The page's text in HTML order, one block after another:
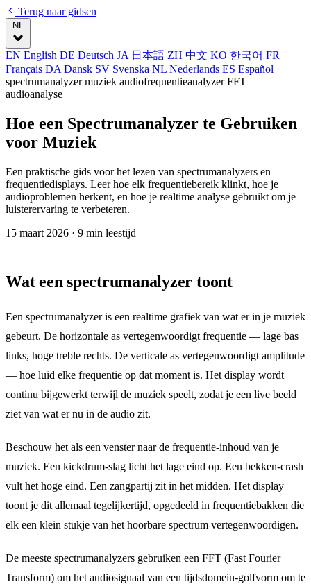
Terug naar gidsen
NL
EN English DE Deutsch JA 日本語 ZH 中文 KO 한국어 FR
Français DA Dansk SV Svenska NL Nederlands ES Español
spectrumanalyzer muziek audiofrequentieanalyzerFFT
audioanalyse
Hoe een Spectrumanalyzer te Gebruiken
voor Muziek
Een praktische gids voor het lezen van spectrumanalyzers en
frequentiedisplays. Leer hoe elk frequentiebereik klinkt, hoe je
audioproblemen herkent, en hoe je realtime analyse gebruikt om je
luisterervaring te verbeteren.
15 maart 2026 · 9 min leestijd
Wat een spectrumanalyzer toont
Een spectrumanalyzer is een realtime grafiek van wat er in je muziek
gebeurt. De horizontale as vertegenwoordigt frequentie — lage bas
links, hoge treble rechts. De verticale as vertegenwoordigt amplitude
— hoe luid elke frequentie op dat moment is. Het display wordt
continu bijgewerkt terwijl de muziek speelt, zodat je een live beeld
ziet van wat er nu in de audio zit.
Beschouw het als een venster naar de frequentie-inhoud van je
muziek. Een kickdrum-slag licht het lage eind op. Een bekken-crash
vult het hoge eind. Een zangpartij zit in het midden. Het display
toont je dit allemaal tegelijkertijd, opgedeeld in frequentiebakken die
elk een klein stukje van het hoorbare spectrum vertegenwoordigen.
De meeste spectrumanalyzers gebruiken een FFT (Fast Fourier
Transform) om het audiosignaal van een tijdsdomein-golfvorm om te